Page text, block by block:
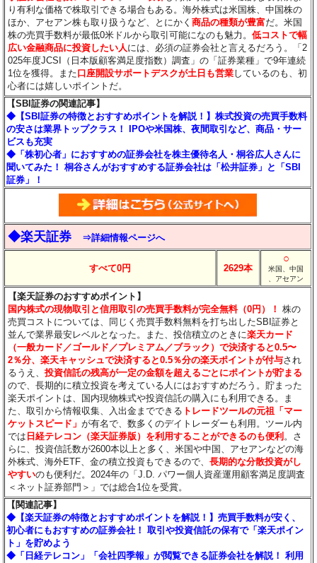
り有利な価格で株取引できる場合もある。海外株式は米国株、中国株の
ほか、アセアン株も取り扱うなど、とにかく商品の種類が豊富だ。米国
株の売買手数料が最低0米ドルから取引可能になのも魅力。低コストで幅
広い金融商品に投資したい人 には、必須の証券会社と言えるだろう。「2
025年度JCSI（日本版顧客満足度指数）調査」の「証券業種」で9年連続
1位を獲得。また口座開設サポートデスクが土日も営業しているのも、初
心者には嬉しいポイントだ。
【SBI証券の関連記事】
◆【SBI証券の特徴とおすすめポイントを解説！】株式投資の売買手数料
の安さは業界トップクラス！ IPOや米国株、夜間取引など、商品・サー
ビスも充実
◆「株初心者」におすすめの証券会社を株主優待名人・桐谷広人さんに
聞いてみた！ 桐谷さんがおすすめする証券会社は「松井証券」と「SBI
証券」！
◆楽天証券 ⇒詳細情報ページへ
すべて0円 2629本
○
米国、中国
、アセアン
【楽天証券のおすすめポイント】
国内株式の現物取引と信用取引の売買手数料が完全無料（0円）！ 株の
売買コストについては、同じく売買手数料無料を打ち出したSBI証券と
並んで業界最安レベルとなった。また、投信積立のときに楽天カード
（一般カード／ゴールド／プレミアム／ブラック）で決済すると0.5〜
2％分、楽天キャッシュで決済すると0.5％分の楽天ポイントが付与され
るうえ、投資信託の残高が一定の金額を超えるごとにポイントが貯まる
ので、長期的に積立投資を考えている人にはおすすめだろう。貯まった
楽天ポイントは、国内現物株式や投資信託の購入にも利用できる。ま
た、取引から情報収集、入出金までできる トレードツールの元祖「マー
ケットスピード」が有名で、数多くのデイトレーダーも利用。ツール内
では 日経テレコン（楽天証券版）を利用することができるのも便利 。さ
らに、投資信託数が2600本以上と多く、米国や中国、アセアンなどの海
外株式、海外ETF、金の積立投資もできるので、長期的な分散投資がし
やすいのも便利だ。2024年の「J.D. パワー個人資産運用顧客満足度調査
＜ネット証券部門＞」では総合1位を受賞。
【関連記事】
◆【楽天証券の特徴とおすすめポイントを解説！】売買手数料が安く、
初心者にもおすすめの証券会社！ 取引や投資信託の保有で「楽天ポイン
ト」を貯めよう
◆「日経テレコン」「会社四季報」が閲覧できる証券会社を解説！ 利用